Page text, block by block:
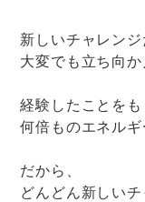
新しいチャレンジ
大変でも立ち向か
経験したことを
何倍ものエネル
だから、
どんどん新しい